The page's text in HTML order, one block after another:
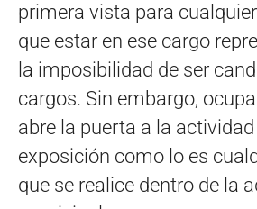
primera vista para
que estar en ese cargo
la imposibilidad de ser
cargos. Sin embargo,
abre la puerta a la
exposición como lo es
que se realice dentro de la